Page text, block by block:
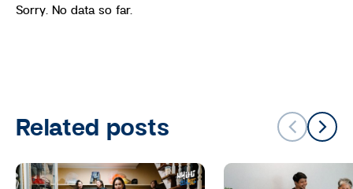
Sorry. No data so far.
Related posts